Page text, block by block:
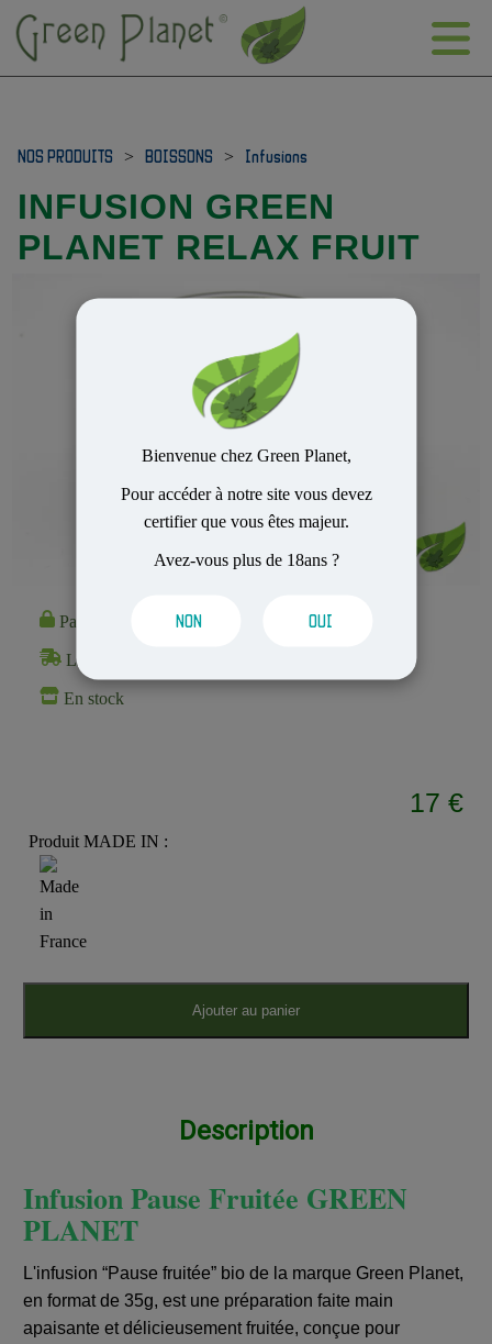
Bienvenue chez Green Planet,
Pour accéder à notre site vous devez
certifier que vous êtes majeur.
Avez-vous plus de 18ans ?
NON OUI
NOS PRODUITS > BOISSONS > Infusions
INFUSION GREEN
PLANET RELAX FRUIT
Paiement 100% Sécurisé
Livraison Rapide et Discrète
En stock
17 €
Produit MADE IN :
Ajouter au panier
Description
Infusion Pause Fruitée GREEN
PLANET
L'infusion “Pause fruitée” bio de la marque Green Planet,
en format de 35g, est une préparation faite main
apaisante et délicieusement fruitée, conçue pour